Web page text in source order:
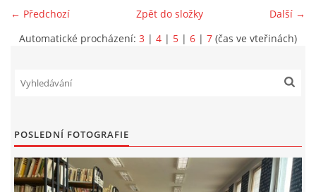
ČASOSBĚRY - CHRÁŠŤANY
GRANTY A DOTACE
← Předchozí Další →
Zpět do složky
Automatické procházení: 3 | 4 | 5 | 6 | 7 (čas ve vteřinách)
POSLEDNÍ FOTOGRAFIE